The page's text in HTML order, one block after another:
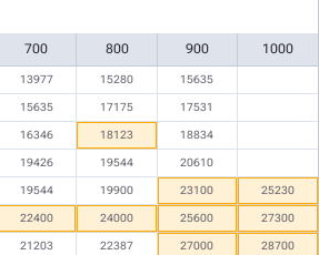
700 800 900 1000
13977 15280 15635
15635 17175 17531
16346 18123 18834
19426 19544 20610
19544 19900 23100 25230
22400 24000 25600 27300
21203 22387 27000 28700